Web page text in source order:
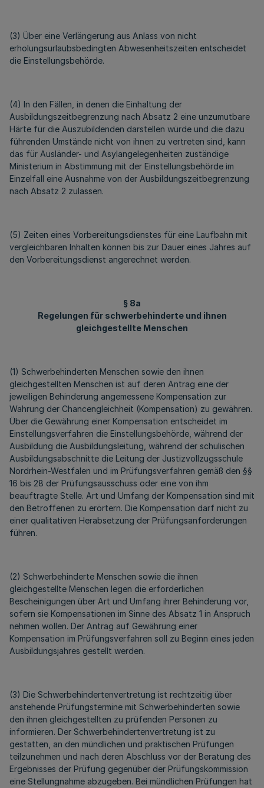
(3) Über eine Verlängerung aus Anlass von nicht
erholungsurlaubsbedingten Abwesenheitszeiten entscheidet
die Einstellungsbehörde.
(4) In den Fällen, in denen die Einhaltung der
Ausbildungszeitbegrenzung nach Absatz 2 eine unzumutbare
Härte für die Auszubildenden darstellen würde und die dazu
führenden Umstände nicht von ihnen zu vertreten sind, kann
das für Ausländer- und Asylangelegenheiten zuständige
Ministerium in Abstimmung mit der Einstellungsbehörde im
Einzelfall eine Ausnahme von der Ausbildungszeitbegrenzung
nach Absatz 2 zulassen.
(5) Zeiten eines Vorbereitungsdienstes für eine Laufbahn mit
vergleichbaren Inhalten können bis zur Dauer eines Jahres auf
den Vorbereitungsdienst angerechnet werden.
§ 8a
Regelungen für schwerbehinderte und ihnen
gleichgestellte Menschen
(1) Schwerbehinderten Menschen sowie den ihnen
gleichgestellten Menschen ist auf deren Antrag eine der
jeweiligen Behinderung angemessene Kompensation zur
Wahrung der Chancengleichheit (Kompensation) zu gewähren.
Über die Gewährung einer Kompensation entscheidet im
Einstellungsverfahren die Einstellungsbehörde, während der
Ausbildung die Ausbildungsleitung, während der schulischen
Ausbildungsabschnitte die Leitung der Justizvollzugsschule
Nordrhein-Westfalen und im Prüfungsverfahren gemäß den §§
16 bis 28 der Prüfungsausschuss oder eine von ihm
beauftragte Stelle. Art und Umfang der Kompensation sind mit
den Betroffenen zu erörtern. Die Kompensation darf nicht zu
einer qualitativen Herabsetzung der Prüfungsanforderungen
führen.
(2) Schwerbehinderte Menschen sowie die ihnen
gleichgestellte Menschen legen die erforderlichen
Bescheinigungen über Art und Umfang ihrer Behinderung vor,
sofern sie Kompensationen im Sinne des Absatz 1 in Anspruch
nehmen wollen. Der Antrag auf Gewährung einer
Kompensation im Prüfungsverfahren soll zu Beginn eines jeden
Ausbildungsjahres gestellt werden.
(3) Die Schwerbehindertenvertretung ist rechtzeitig über
anstehende Prüfungstermine mit Schwerbehinderten sowie
den ihnen gleichgestellten zu prüfenden Personen zu
informieren. Der Schwerbehindertenvertretung ist zu
gestatten, an den mündlichen und praktischen Prüfungen
teilzunehmen und nach deren Abschluss vor der Beratung des
Ergebnisses der Prüfung gegenüber der Prüfungskommission
eine Stellungnahme abzugeben. Bei mündlichen Prüfungen hat